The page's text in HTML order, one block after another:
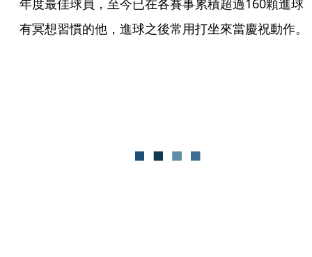
年度最佳球員，至今已在各賽事累積超過160顆進球
有冥想習慣的他，進球之後常用打坐來當慶祝動作。